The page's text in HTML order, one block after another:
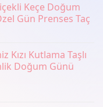
Keçe Doğum
Gün Prenses Taç
Kızı Kutlama Taşlı
Doğum Günü